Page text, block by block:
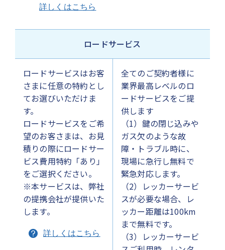
詳しくはこちら
ロードサービス
ロードサービスはお客
さまに任意の特約とし
てお選びいただけま
す。
ロードサービスをご希
望のお客さまは、お見
積りの際にロードサー
ビス費用特約「あり」
をご選択ください。
※本サービスは、弊社
の提携会社が提供いた
します。
詳しくはこちら
全てのご契約者様に
業界最高レベルのロ
ードサービスをご提
供します
（1）鍵の閉じ込みや
ガス欠のような故
障・トラブル時に、
現場に急行し無料で
緊急対応します。
（2）レッカーサービ
スが必要な場合、レ
ッカー距離は100km
まで無料です。
（3）レッカーサービ